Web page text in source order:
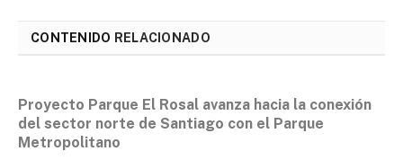
CONTENIDO RELACIONADO
Proyecto Parque El Rosal avanza hacia la conexión
del sector norte de Santiago con el Parque
Metropolitano